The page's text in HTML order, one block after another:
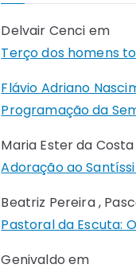
Delvair Cenci em
Terço dos homens
Flávio Adriano
Programação da
Maria Ester da Costa
Adoração ao
Beatriz Pereira ,
Pastoral da Escuta:
Genivaldo em